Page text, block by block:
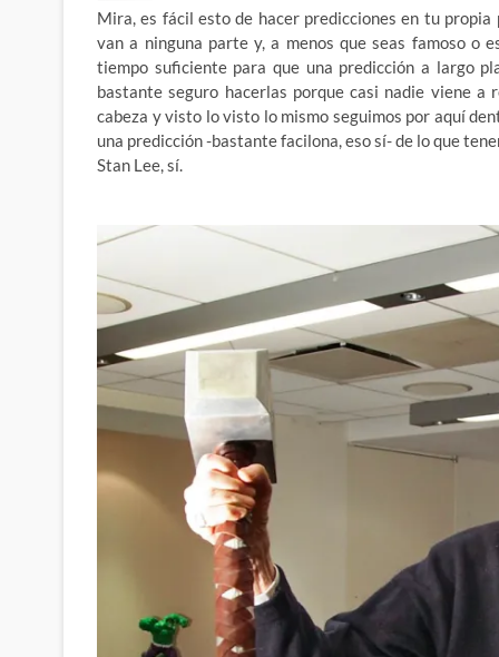
Mira, es fácil esto de hacer predicciones en tu
van a ninguna parte y, a menos que seas famoso o
tiempo suficiente para que una predicción a largo
bastante seguro hacerlas porque casi nadie viene
cabeza y visto lo visto lo mismo seguimos por aquí
una predicción -bastante facilona, eso sí- de lo que
Stan Lee, sí.